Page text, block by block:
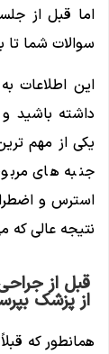
اما قبل از
سوالات شما تا
این اطلاعات
داشته باشید
یکی از مهم
جنبه های
استرس و
نتیجه عالی که
قبل از
از پزشک
همانطور که